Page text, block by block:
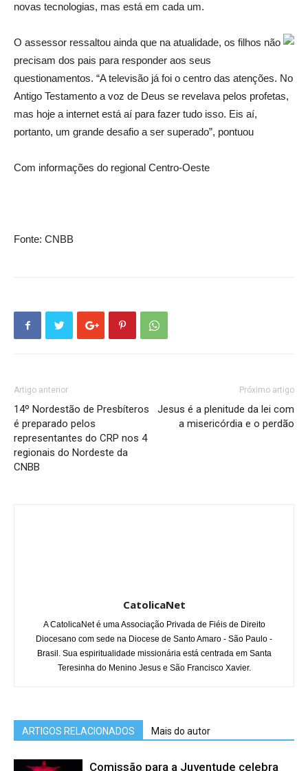
novas tecnologias, mas está em cada um.
O assessor ressaltou ainda que na atualidade, os filhos não
precisam dos pais para responder aos seus
questionamentos. “A televisão já foi o centro das atenções. No
Antigo Testamento a voz de Deus se revelava pelos profetas,
mas hoje a internet está aí para fazer tudo isso. Eis aí,
portanto, um grande desafio a ser superado”, pontuou
Com informações do regional Centro-Oeste
Fonte: CNBB
Artigo anterior
14º Nordestão de Presbíteros
é preparado pelos
representantes do CRP nos 4
regionais do Nordeste da
CNBB
Próximo artigo
Jesus é a plenitude da lei com
a misericórdia e o perdão
CatolicaNet
A CatolicaNet é uma Associação Privada de Fiéis de Direito
Diocesano com sede na Diocese de Santo Amaro - São Paulo -
Brasil. Sua espiritualidade missionária está centrada em Santa
Teresinha do Menino Jesus e São Francisco Xavier.
ARTIGOS RELACIONADOS Mais do autor
Comissão para a Juventude celebra